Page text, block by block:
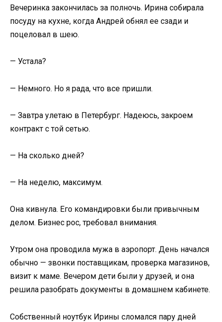
Вечеринка закончилась за полночь. Ирина собирала
посуду на кухне, когда Андрей обнял ее сзади и
поцеловал в шею.
— Устала?
— Немного. Но я рада, что все пришли.
— Завтра улетаю в Петербург. Надеюсь, закроем
контракт с той сетью.
— На сколько дней?
— На неделю, максимум.
Она кивнула. Его командировки были привычным
делом. Бизнес рос, требовал внимания.
Утром она проводила мужа в аэропорт. День начался
обычно — звонки поставщикам, проверка магазинов,
визит к маме. Вечером дети были у друзей, и она
решила разобрать документы в домашнем кабинете.
Собственный ноутбук Ирины сломался пару дней